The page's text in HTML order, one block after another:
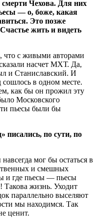
Чехова. Для них
— о, боже, какая
Это позже
жить и видеть
что с живыми авторами
насчет МХТ. Да,
и Станиславский. И
в одном месте.
как бы он прожил эту
Московского
пьесы были бы
по сути, по
мог бы остаться в
и смешных
и где пьесы — пьесы
Такова жизнь. Уходит
параллельно выселяют
мы находимся. Так
ценит.